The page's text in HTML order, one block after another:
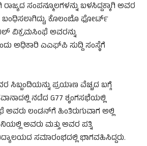
ಸಂಪನ್ಮೂಲಗಳನ್ನು ಬಳಸಿದ್ದಕ್ಕಾಗಿ ಅವರ
ಕೊಲಂಬೊ ಫೋರ್ಟ್
ವಿಕ್ರಮಸಿಂಘೆ ಅವರನ್ನು
ಅಧಿಕಾರಿ ಎಎಫ್‌ಪಿ ಸುದ್ದಿ ಸಂಸ್ಥೆಗೆ
ಸಿಬ್ಬಂದಿಯನ್ನು ಪ್ರಯಾಣ ವೆಚ್ಚದ ಬಗ್ಗೆ
ನಡೆದ G77 ಶೃಂಗಸಭೆಯಲ್ಲಿ
ಅವರು ಲಂಡನ್‌ಗೆ ಹಿಂತಿರುಗುವಾಗ ಅಲ್ಲಿ
ಅವರು ಮತ್ತು ಅವರ ಪತ್ನಿ
ಸಮಾರಂಭದಲ್ಲಿ ಭಾಗವಹಿಸಿದ್ದರು.